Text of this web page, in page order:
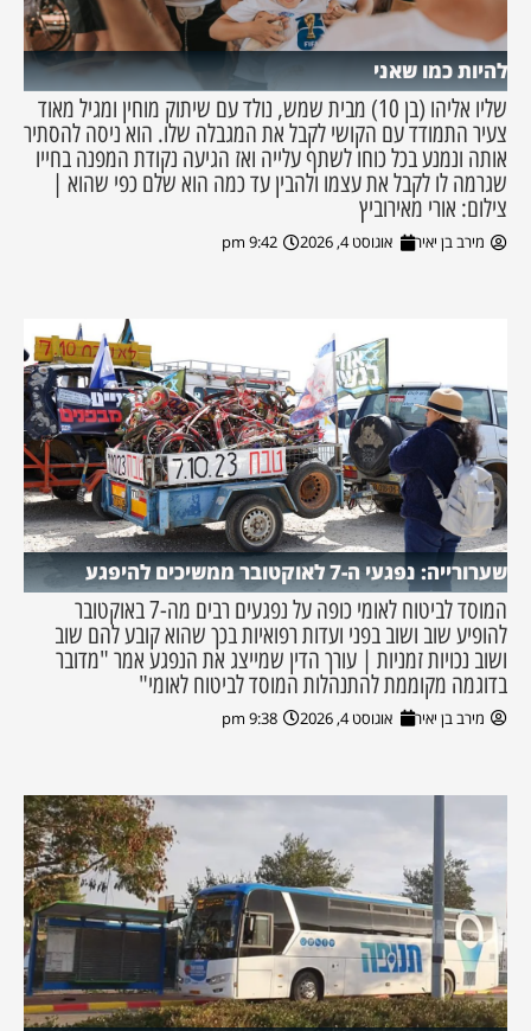
להיות כמו שאני
שליו אליהו (בן 10) מבית שמש, נולד עם שיתוק מוחין ומגיל מאוד
צעיר התמודד עם הקושי לקבל את המגבלה שלו. הוא ניסה להסתיר
אותה ונמנע בכל כוחו לשתף עלייה ואז הגיעה נקודת המפנה בחייו
שגרמה לו לקבל את עצמו ולהבין עד כמה הוא שלם כפי שהוא |
צילום: אורי מאירוביץ
מירב בן יאיר אוגוסט 4, 2026 9:42 pm
שערורייה: נפגעי ה-7 לאוקטובר ממשיכים להיפגע
המוסד לביטוח לאומי כופה על נפגעים רבים מה-7 באוקטובר
להופיע שוב ושוב בפני ועדות רפואיות בכך שהוא קובע להם שוב
ושוב נכויות זמניות | עורך הדין שמייצג את הנפגע אמר "מדובר
בדוגמה מקוממת להתנהלות המוסד לביטוח לאומי"
מירב בן יאיר אוגוסט 4, 2026 9:38 pm